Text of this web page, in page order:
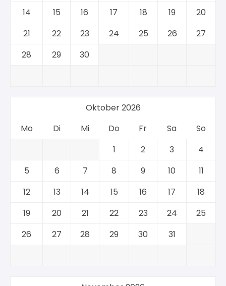
14
15 16 17 18 19
20
21
22 23 24 25 26
27
28
29 30
Oktober 2026
Mo
Di Mi Do Fr Sa
So
1
2 3
4
5
6 7 8 9 10
11
12
13 14 15 16 17
18
19
20 21 22 23 24
25
26
27 28 29 30 31